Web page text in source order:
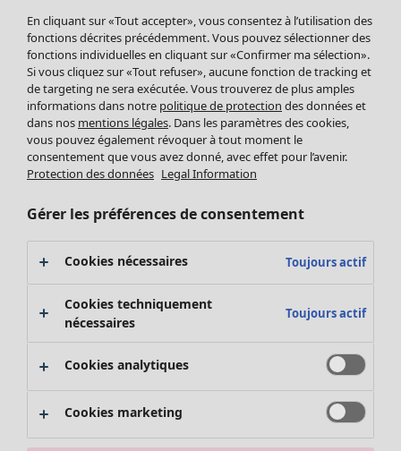
Leggings et collants
Accessoires
Chaussures
Vêtements de bain
Basics
Soldes Mobilier
Bonnes affaires déco
Décoration
Textiles
Tapis
Éponge
Promos SOLDES
Les promos de Gudrun Sjödén
Nouvel arrivage
Bonnes affaires en soldes - jusqu'à -70
En cliquant sur «Tout accepter», vous consentez à l’utilisation des
fonctions décrites précédemment. Vous pouvez sélectionner des
fonctions individuelles en cliquant sur «Confirmer ma sélection».
Si vous cliquez sur «Tout refuser», aucune fonction de tracking et
de targeting ne sera exécutée. Vous trouverez de plus amples
informations dans notre politique de protection des données et
dans nos mentions légales. Dans les paramètres des cookies,
vous pouvez également révoquer à tout moment le
consentement que vous avez donné, avec effet pour l’avenir.
Protection des données Legal Information
Gérer les préférences de consentement
Cookies nécessaires Toujours actif
Cookies techniquement
nécessaires
Toujours actif
Cookies analytiques
Cookies marketing